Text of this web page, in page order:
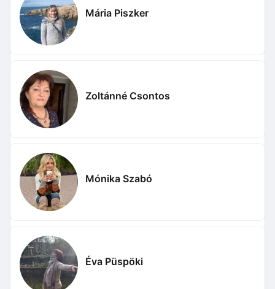
Mária Piszker
Zoltánné Csontos
Mónika Szabó
Éva Püspöki